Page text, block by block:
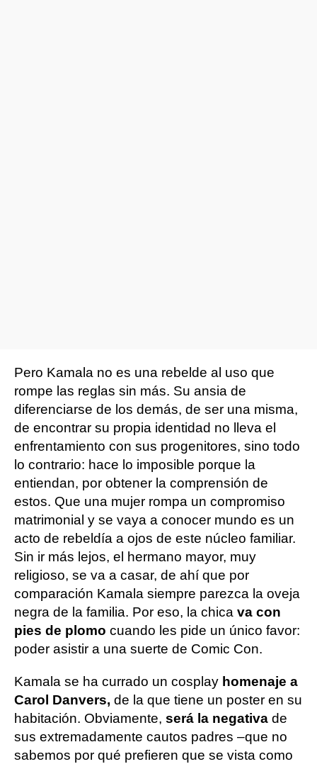
Pero Kamala no es una rebelde al uso que
rompe las reglas sin más. Su ansia de
diferenciarse de los demás, de ser una misma,
de encontrar su propia identidad no lleva el
enfrentamiento con sus progenitores, sino todo
lo contrario: hace lo imposible porque la
entiendan, por obtener la comprensión de
estos. Que una mujer rompa un compromiso
matrimonial y se vaya a conocer mundo es un
acto de rebeldía a ojos de este núcleo familiar.
Sin ir más lejos, el hermano mayor, muy
religioso, se va a casar, de ahí que por
comparación Kamala siempre parezca la oveja
negra de la familia. Por eso, la chica va con
pies de plomo cuando les pide un único favor:
poder asistir a una suerte de Comic Con.
Kamala se ha currado un cosplay homenaje a
Carol Danvers, de la que tiene un poster en su
habitación. Obviamente, será la negativa de
sus extremadamente cautos padres –que no
sabemos por qué prefieren que se vista como